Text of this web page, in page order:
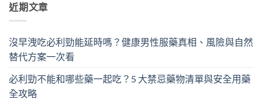
近期文章
沒早洩吃必利勁能延時嗎？健康男性服藥真相、風險與自然
替代方案一次看
必利勁不能和哪些藥一起吃？5 大禁忌藥物清單與安全用藥
全攻略